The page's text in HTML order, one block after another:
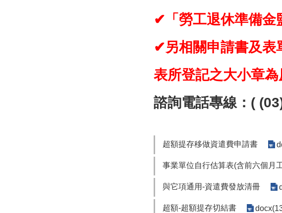
✔「勞工退休準備金
✔另相關申請書及表
表所登記之大小章為
諮詢電話專線：(
超額提存移做資遣費申請書
事業單位自行估算表(含前六個月
與它項通用-資遣費發放清冊
超額-超額提存切結書